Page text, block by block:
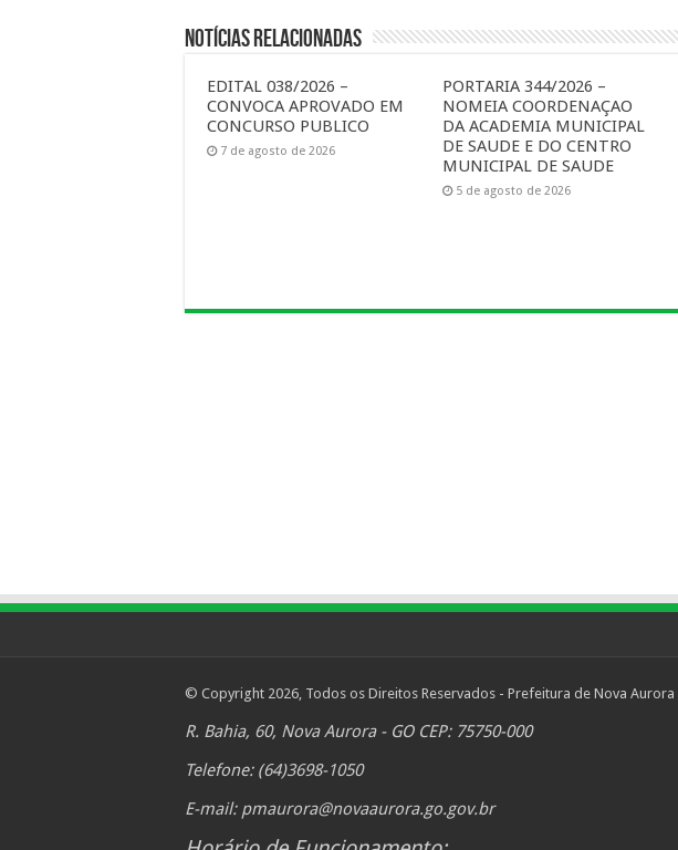
Notícias Relacionadas
EDITAL 038/2026 –
CONVOCA APROVADO EM
CONCURSO PUBLICO
7 de agosto de 2026
PORTARIA 344/2026 –
NOMEIA COORDENAÇAO
DA ACADEMIA MUNICIPAL
DE SAUDE E DO CENTRO
MUNICIPAL DE SAUDE
5 de agosto de 2026
© Copyright 2026, Todos os Direitos Reservados - Prefeitura de Nova Aurora
R. Bahia, 60, Nova Aurora - GO CEP: 75750-000
Telefone: (64)3698-1050
E-mail: pmaurora@novaaurora.go.gov.br